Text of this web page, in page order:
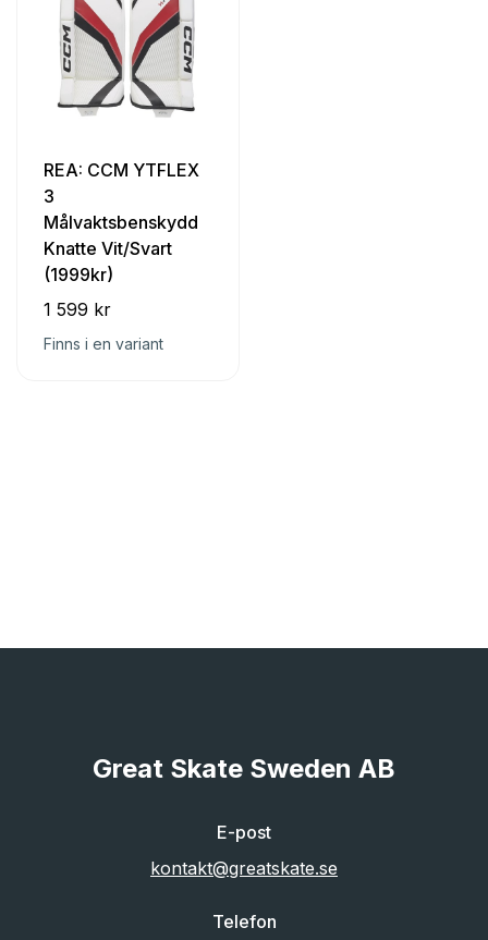
REA: CCM YTFLEX
3
Målvaktsbenskydd
Knatte Vit/Svart
(1999kr)
1 599 kr
Finns i en variant
Great Skate Sweden AB
E-post
kontakt@greatskate.se
Telefon